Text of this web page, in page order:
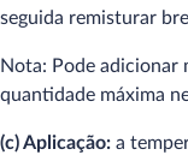
seguida remisturar
Nota: Pode adicionar
quantidade máxima
(c) Aplicação: a